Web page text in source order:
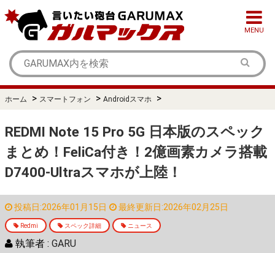
MENU
ホーム > スマートフォン > Androidスマホ >
REDMI Note 15 Pro 5G 日本版のスペック
まとめ！FeliCa付き！2億画素カメラ搭載
D7400-Ultraスマホが上陸！
投稿日:2026年01月15日 最終更新日:2026年02月25日
Redmi スペック詳細 ニュース
執筆者 : GARU